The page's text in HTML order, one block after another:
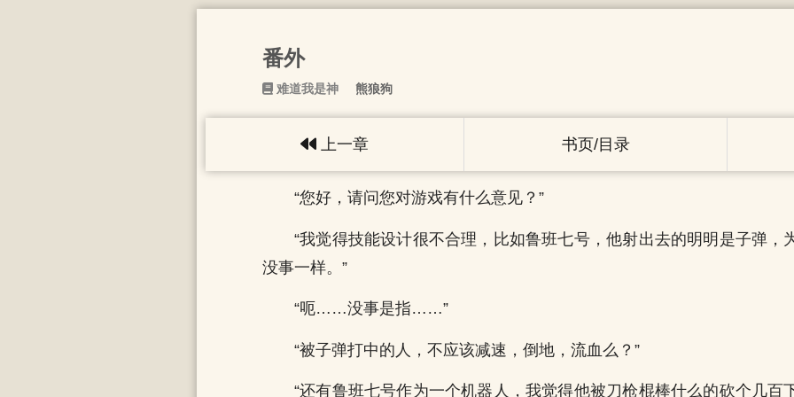
番外
难道我是神 熊狼狗
上一章 书页/目录
“您好，请问您对游戏有什么意见？”
“我觉得技能设计很不合理，比如鲁班七号，他射出去的明明是子弹，
没事一样。”
“呃……没事是指……”
“被子弹打中的人，不应该减速，倒地，流血么？”
“还有鲁班七号作为一个机器人，我觉得他被刀枪棍棒什么的砍个几百